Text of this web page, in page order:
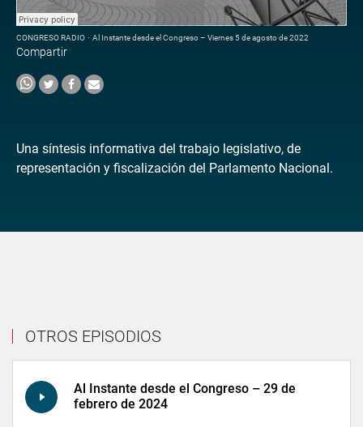
CONGRESO RADIO · Al Instante desde el Congreso – Viernes 5 de agosto de 2022
Compartir
Una síntesis informativa del trabajo legislativo, de
representación y fiscalización del Parlamento Nacional.
OTROS EPISODIOS
Al Instante desde el Congreso – 29 de
febrero de 2024